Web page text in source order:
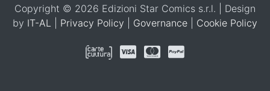
Copyright © 2026 Edizioni Star Comics s.r.l. | Design
by IT-AL Privacy Policy Governance Cookie Policy